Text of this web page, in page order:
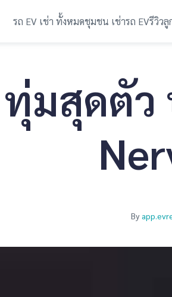
รถ EV เช่า ทั้งหมดชุมชน เช่ารถ EVรีวิวลู
ทุ่มสุดตั
By